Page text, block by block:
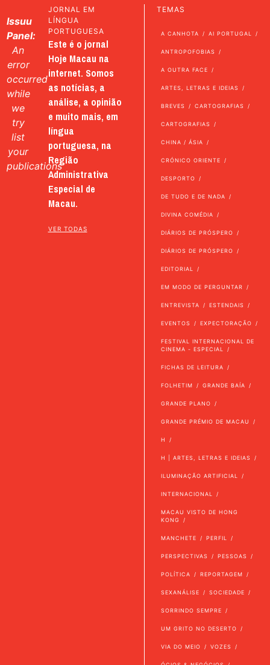
Issuu
Panel:
An
error
occurred
while
we
try
list
your
publications
JORNAL EM
LÍNGUA
PORTUGUESA
Este é o jornal
Hoje Macau na
internet. Somos
as notícias, a
análise, a opinião
e muito mais, em
língua
portuguesa, na
Região
Administrativa
Especial de
Macau.
VER TODAS
TEMAS
A CANHOTA AI PORTUGAL
ANTROPOFOBIAS
A OUTRA FACE
ARTES, LETRAS E IDEIAS
BREVES CARTOGRAFIAS
CARTOGRAFIAS
CHINA / ÁSIA
CRÓNICO ORIENTE
DESPORTO
DE TUDO E DE NADA
DIVINA COMÉDIA
DIÁRIOS DE PRÓSPERO
DIÁRIOS DE PRÓSPERO
EDITORIAL
EM MODO DE PERGUNTAR
ENTREVISTA ESTENDAIS
EVENTOS EXPECTORAÇÃO
FESTIVAL INTERNACIONAL DE
CINEMA - ESPECIAL
FICHAS DE LEITURA
FOLHETIM GRANDE BAÍA
GRANDE PLANO
GRANDE PRÉMIO DE MACAU
H
H | ARTES, LETRAS E IDEIAS
ILUMINAÇÃO ARTIFICIAL
INTERNACIONAL
MACAU VISTO DE HONG
KONG
MANCHETE PERFIL
PERSPECTIVAS PESSOAS
POLÍTICA REPORTAGEM
SEXANÁLISE SOCIEDADE
SORRINDO SEMPRE
UM GRITO NO DESERTO
VIA DO MEIO VOZES